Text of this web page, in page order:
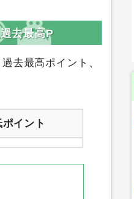
サイトへ行く
去最高P
去最高ポイント、